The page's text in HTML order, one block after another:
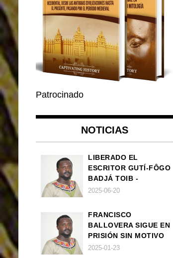
Patrocinado
NOTICIAS
LIBERADO EL
ESCRITOR GUTÍ-FÔGO
BADJÁ TOIB -
FRANCISCO
2025-06-20
FRANCISCO
BALLOVERA SIGUE EN
PRISIÓN SIN MOTIVO
ALGUNO
2025-01-23